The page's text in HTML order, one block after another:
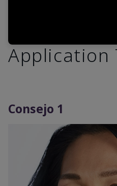
Application
Consejo 1